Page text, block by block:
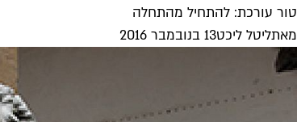
טור עורכת: להתחיל מהתחלה
מאתליטל ליכט13 בנובמבר 2016